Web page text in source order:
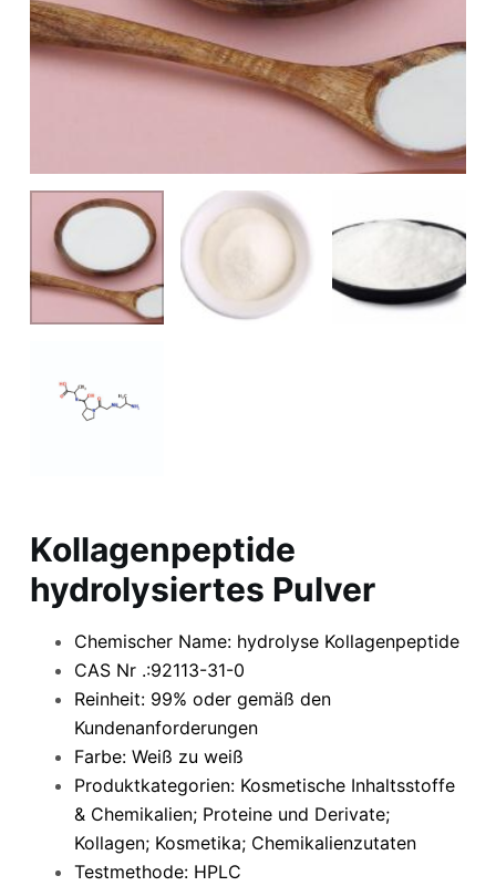
Kollagenpeptide
hydrolysiertes Pulver
Chemischer Name: hydrolyse Kollagenpeptide
CAS Nr .:92113-31-0
Reinheit: 99% oder gemäß den
Kundenanforderungen
Farbe: Weiß zu weiß
Produktkategorien: Kosmetische Inhaltsstoffe
& Chemikalien; Proteine ​​und Derivate;
Kollagen; Kosmetika; Chemikalienzutaten
Testmethode: HPLC